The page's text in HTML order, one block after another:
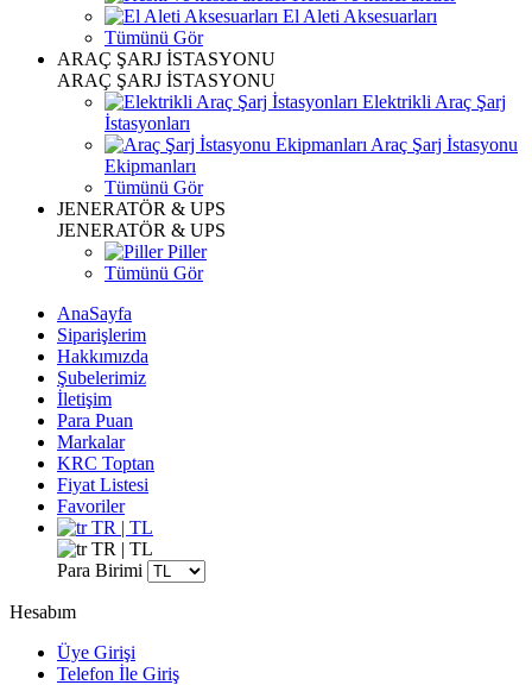
El Aleti Aksesuarları
Tümünü Gör
ARAÇ ŞARJ İSTASYONU
ARAÇ ŞARJ İSTASYONU
Elektrikli Araç Şarj
İstasyonları
Araç Şarj İstasyonu
Ekipmanları
Tümünü Gör
JENERATÖR & UPS
JENERATÖR & UPS
Piller
Tümünü Gör
AnaSayfa
Siparişlerim
Hakkımızda
Şubelerimiz
İletişim
Para Puan
Markalar
KRC Toptan
Fiyat Listesi
Favoriler
TR | TL
TR | TL
Para Birimi
Hesabım
Üye Girişi
Telefon İle Giriş